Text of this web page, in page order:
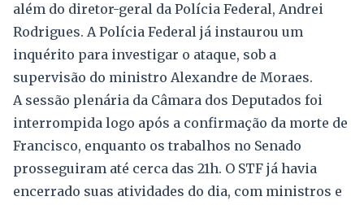
além do diretor-geral da Polícia Federal, Andrei
Rodrigues. A Polícia Federal já instaurou um
inquérito para investigar o ataque, sob a
supervisão do ministro Alexandre de Moraes.
A sessão plenária da Câmara dos Deputados foi
interrompida logo após a confirmação da morte de
Francisco, enquanto os trabalhos no Senado
prosseguiram até cerca das 21h. O STF já havia
encerrado suas atividades do dia, com ministros e